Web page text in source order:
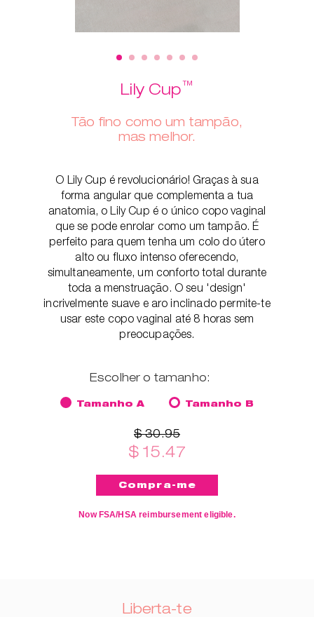
Lily Cup™
Tão fino como um tampão,
mas melhor.
O Lily Cup é revolucionário! Graças à sua
forma angular que complementa a tua
anatomia, o Lily Cup é o único copo vaginal
que se pode enrolar como um tampão. É
perfeito para quem tenha um colo do útero
alto ou fluxo intenso oferecendo,
simultaneamente, um conforto total durante
toda a menstruação. O seu 'design'
incrivelmente suave e aro inclinado permite-te
usar este copo vaginal até 8 horas sem
preocupações.
Escolher o tamanho:
Tamanho A Tamanho B
$ 30.95
$ 15.47
Now FSA/HSA reimbursement eligible.
Liberta-te